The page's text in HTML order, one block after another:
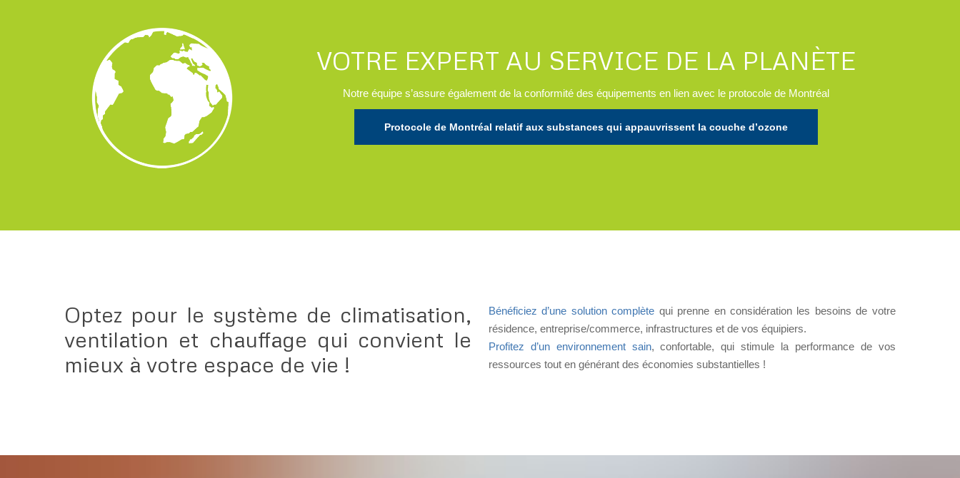
VOTRE EXPERT AU SERVICE DE LA PLANÈTE
Notre équipe s’assure également de la conformité des équipements en lien avec le protocole de Montréal
Protocole de Montréal relatif aux substances qui appauvrissent la couche d’ozone
Optez pour le système de climatisation,
ventilation et chauffage qui convient le
mieux à votre espace de vie !
Bénéficiez d’une solution complète qui prenne en considération les besoins de votre
résidence, entreprise/commerce, infrastructures et de vos équipiers.
Profitez d’un environnement sain, confortable, qui stimule la performance de vos
ressources tout en générant des économies substantielles !